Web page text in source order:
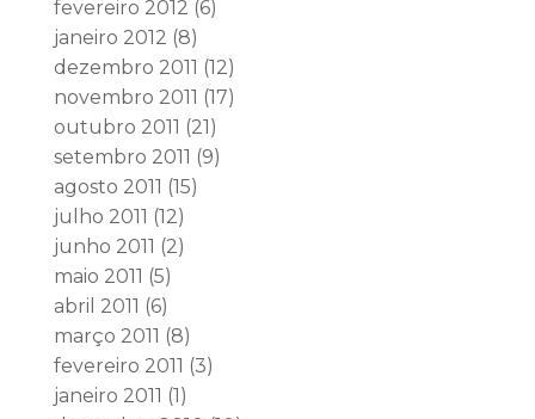
fevereiro 2012 (6)
janeiro 2012 (8)
dezembro 2011 (12)
novembro 2011 (17)
outubro 2011 (21)
setembro 2011 (9)
agosto 2011 (15)
julho 2011 (12)
junho 2011 (2)
maio 2011 (5)
abril 2011 (6)
março 2011 (8)
fevereiro 2011 (3)
janeiro 2011 (1)